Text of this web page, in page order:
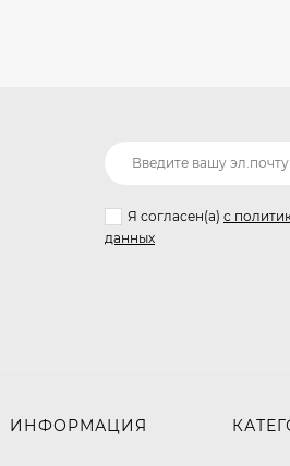
Я согласен(a) с
данных
ИНФОРМАЦИЯ